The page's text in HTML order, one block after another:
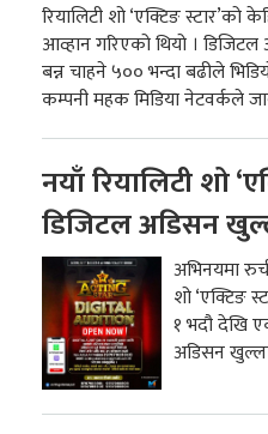
रियालिटी शो ‘एक्टिङ
आव्हान गरिएको थियो ।
बन्न चाहने ५०० भन्दा बढीले
कम्पनी महक मिडिया नेटवर्कले
नयाँ रियालिटी शो
डिजिटल अडिसन
अभिनयमा
शो ‘एक्टिङ
१ भदौ देखि
अडिसन